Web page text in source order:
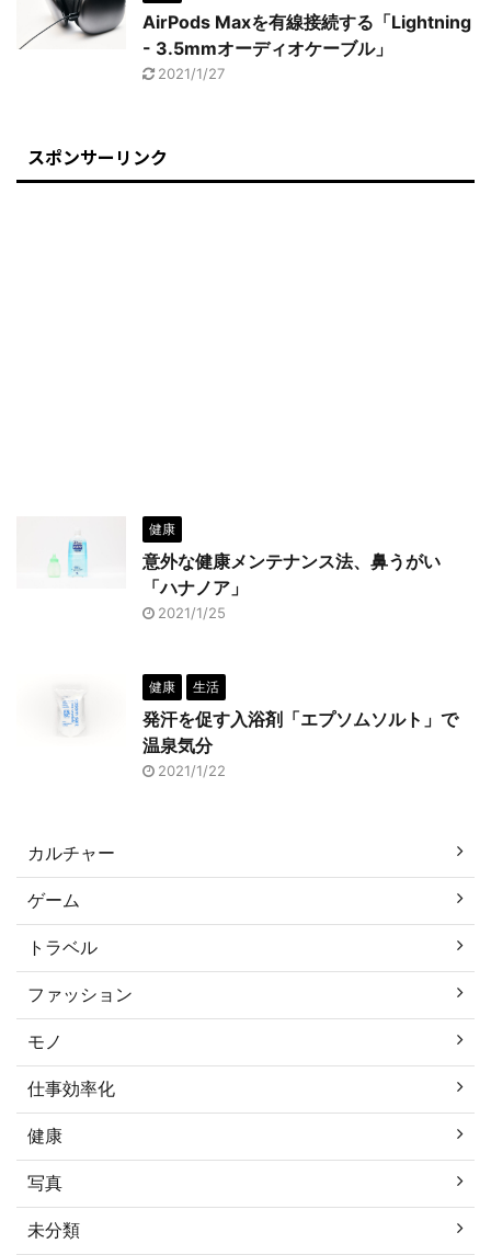
AirPods Maxを有線接続する「Lightning
- 3.5mmオーディオケーブル」
2021/1/27
スポンサーリンク
健康
意外な健康メンテナンス法、鼻うがい
「ハナノア」
2021/1/25
健康 生活
発汗を促す入浴剤「エプソムソルト」で
温泉気分
2021/1/22
カルチャー
ゲーム
トラベル
ファッション
モノ
仕事効率化
健康
写真
未分類